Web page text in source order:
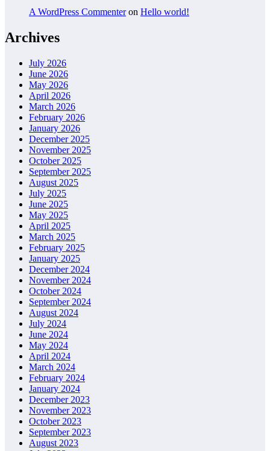
A WordPress Commenteron Hello world!
Archives
July 2026
June 2026
May 2026
April 2026
March 2026
February 2026
January 2026
December 2025
November 2025
October 2025
September 2025
August 2025
July 2025
June 2025
May 2025
April 2025
March 2025
February 2025
January 2025
December 2024
November 2024
October 2024
September 2024
August 2024
July 2024
June 2024
May 2024
April 2024
March 2024
February 2024
January 2024
December 2023
November 2023
October 2023
September 2023
August 2023